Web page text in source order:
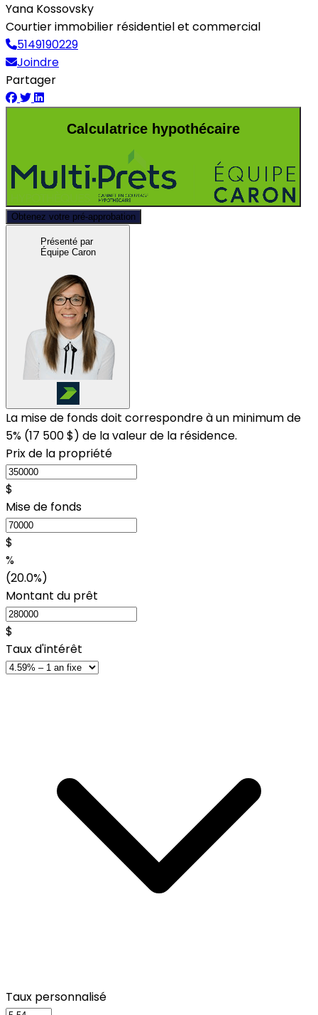
Yana Kossovsky
Courtier immobilier résidentiel et commercial
5149190229
Joindre
Partager
Calculatrice hypothécaire
Obtenez votre pré-approbation
Présenté par
Équipe Caron
La mise de fonds doit correspondre à un minimum de
5% (17 500 $) de la valeur de la résidence.
Prix de la propriété
$
Mise de fonds
$
%
(20.0%)
Montant du prêt
$
Taux d'intérêt
Taux personnalisé